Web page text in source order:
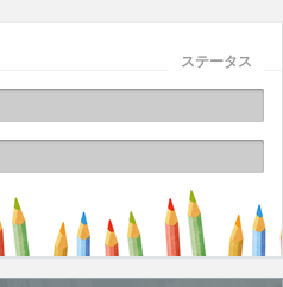
ステータス